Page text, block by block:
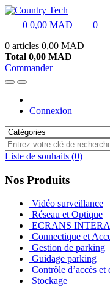
0 0,00 MAD
0
0 articles 0,00 MAD
Total 0,00 MAD
Commander
Connexion
Liste de souhaits (0)
Nos Produits
Vidéo surveillance
Réseau et Optique
ECRANS
Connectique et
Gestion de parking
Guidage parking
Contrôle d’accès et
Stockage